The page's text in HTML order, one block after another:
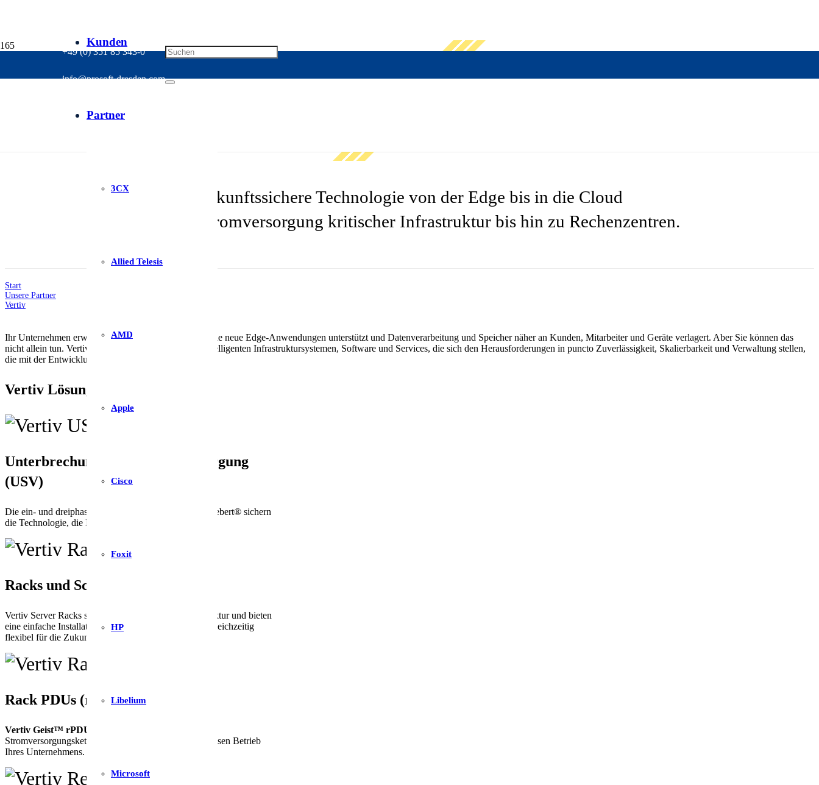
+49 (0) 351 85 343-0
info@prosoft-dresden.com
Kunden
Partner
3CX
Allied Telesis
AMD
Apple
Cisco
Foxit
HP
Libelium
Microsoft
VERTIV
Zukunftssichere Technologie von der Edge bis in die Cloud
von der Stromversorgung kritischer Infrastruktur bis hin zu Rechenzentren.
Start
Unsere Partner
Vertiv
Ihr Unternehmen erwartet von der IT-Abteilung, dass sie neue Edge-Anwendungen unterstützt und Datenverarbeitung und Speicher näher an Kunden, Mitarbeiter und Geräte verlagert. Aber Sie können das
nicht allein tun. Vertiv bietet ein breites Portfolio an intelligenten Infrastruktursystemen, Software und Services, die sich den Herausforderungen in puncto Zuverlässigkeit, Skalierbarkeit und Verwaltung stellen,
die mit der Entwicklung Ihres Edge einhergehen.
Vertiv Lösungen
Unterbrechungsfreie Stromversorgung
(USV)
Die ein- und dreiphasigen USV-Systeme von Vertiv Liebert® sichern
die Technologie, die Ihr Unternehmen antreibt.
Racks und Schränke
Vertiv Server Racks sind das Rückgrat der IT-Infrastruktur und bieten
eine einfache Installation für die Gegenwart und sind gleichzeitig
flexibel für die Zukunft.
Rack PDUs (rPDUs)
Vertiv Geist™ rPDUs
Stromversorgungskette und sorgen für einen reibungslosen Betrieb
Ihres Unternehmens.